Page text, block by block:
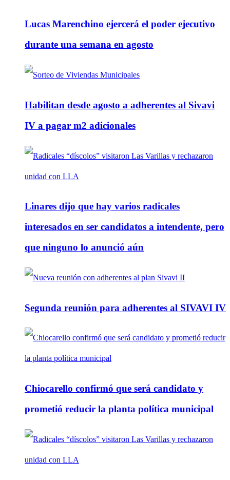
Lucas Marenchino ejercerá el poder ejecutivo
durante una semana en agosto
Habilitan desde agosto a adherentes al Sivavi
IV a pagar m2 adicionales
Linares dijo que hay varios radicales
interesados en ser candidatos a intendente, pero
que ninguno lo anunció aún
Segunda reunión para adherentes al SIVAVI IV
Chiocarello confirmó que será candidato y
prometió reducir la planta política municipal